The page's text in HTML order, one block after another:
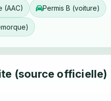
(AAC) Permis B (voiture)
(source officielle)